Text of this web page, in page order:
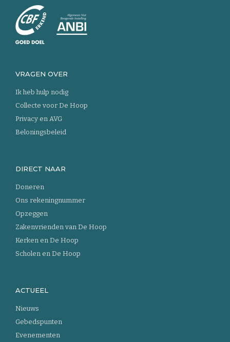
de
homepage
VRAGEN OVER
Ik heb hulp nodig
Collecte voor De Hoop
Privacy en AVG
Beloningsbeleid
DIRECT NAAR
Doneren
Ons rekeningnummer
Opzeggen
Zakenvrienden van De Hoop
Kerken en De Hoop
Scholen en De Hoop
ACTUEEL
Nieuws
Gebedspunten
Evenementen